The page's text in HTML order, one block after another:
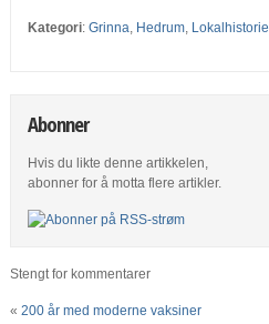
Kategori: Grinna, Hedrum, Lokalhistorie
Abonner
Hvis du likte denne artikkelen,
abonner for å motta flere artikler.
Stengt for kommentarer
« 200 år med moderne vaksiner